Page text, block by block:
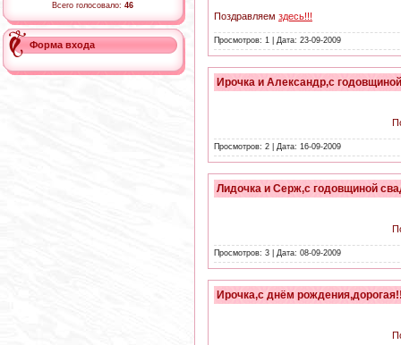
Всего голосовало: 46
Форма входа
Поздравляем здесь!!!
Просмотров: 1 | Дата: 23-09-2009
Ирочка и Александр,с
Просмотров: 2 | Дата: 16-09-2009
Лидочка и Серж,с годовщиной
Просмотров: 3 | Дата: 08-09-2009
Ирочка,с днём